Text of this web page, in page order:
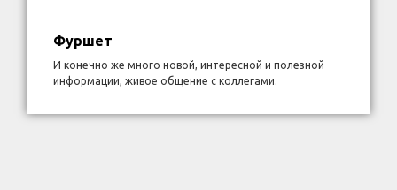
Фуршет
И конечно же много новой, интересной и полезной
информации, живое общение с коллегами.